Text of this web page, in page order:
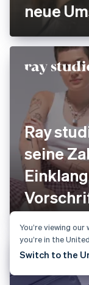
neue
Ray
seine
You’re viewing
you’re in the
Switch to the